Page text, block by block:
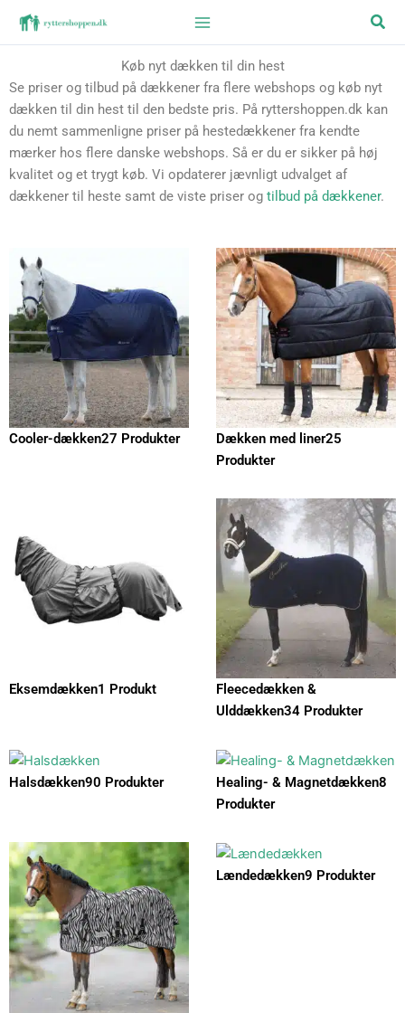
Søg
Køb nyt dækken til din hest
Se priser og tilbud på dækkener fra flere webshops og køb nyt
dækken til din hest til den bedste pris. På ryttershoppen.dk kan
du nemt sammenligne priser på hestedækkener fra kendte
mærker hos flere danske webshops. Så er du er sikker på høj
kvalitet og et trygt køb. Vi opdaterer jævnligt udvalget af
dækkener til heste samt de viste priser og tilbud på dækkener.
Cooler-dækken27 Produkter Dækken med liner25
Produkter
Eksemdækken1 Produkt
Fleecedækken &
Ulddækken34 Produkter
Halsdækken90 Produkter Healing- & Magnetdækken8
Produkter
Lændedækken9 Produkter